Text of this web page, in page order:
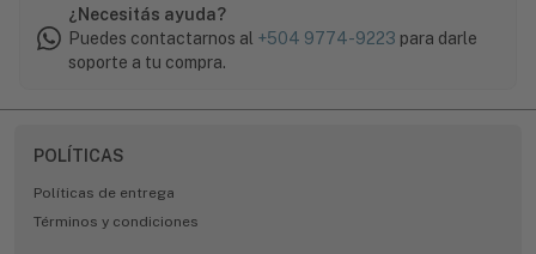
¿Necesitás ayuda?
Puedes contactarnos al +504 9774-9223 para darle
soporte a tu compra.
POLÍTICAS
Políticas de entrega
Términos y condiciones